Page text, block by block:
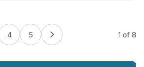
4 5 1 of 8